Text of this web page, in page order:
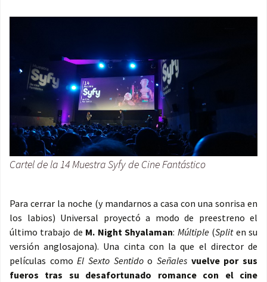
Cartel de la 14 Muestra Syfy de Cine Fantástico
Para cerrar la noche (y mandarnos a casa con una sonrisa en
los labios) Universal proyectó a modo de preestreno el
último trabajo de M. Night Shyalaman: Múltiple(Spliten su
versión anglosajona). Una cinta con la que el director de
películas comoEl Sexto SentidooSeñales vuelve por sus
fueros tras su desafortunado romance con el cine